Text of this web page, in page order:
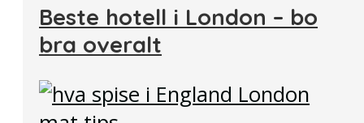
Beste hotell i London – bo
bra overalt